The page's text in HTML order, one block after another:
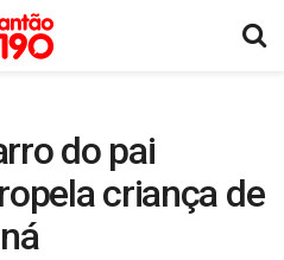
do pai
criança de